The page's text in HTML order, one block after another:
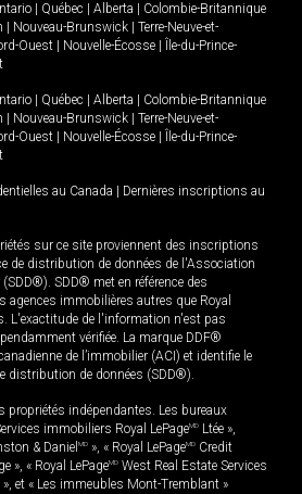
Québec Alberta
Colombie-Britannique
Nouveau-Brunswick
Terre-Neuve-et-
Ouest Nouvelle-Écosse
Île-du-Prince-
Québec Alberta
Colombie-Britannique
Nouveau-Brunswick
Terre-Neuve-et-
Ouest Nouvelle-Écosse
Île-du-Prince-
au Canada
Dernières inscriptions au
sur ce site proviennent des inscriptions
de distribution de données de l'Association
SDD® met en référence des
immobilières autres que Royal
L'exactitude de l'information n'est pas
vérifiée. La marque DDF®
de l’immobilier (ACI) et identifie le
distribution de données (SDD®).
propriétés indépendantes. Les bureaux
immobiliers Royal LePageMD Ltée »,
& Daniel MD », « Royal LePageMD Credit
», « Royal LePageMD West Real Estate Services
et « Les immeubles Mont-Tremblant »